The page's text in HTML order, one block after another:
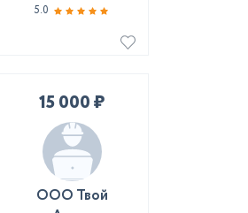
5.0
15 000 ₽
ООО Твой